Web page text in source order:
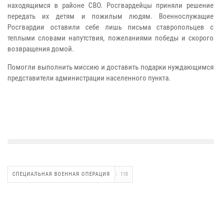
находящимся в районе СВО. Росгвардейцы приняли решение
передать их детям и пожилым людям. Военнослужащие
Росгвардии оставили себе лишь письма ставропольцев с
теплыми словами напутствия, пожеланиями победы и скорого
возвращения домой.
Помогли выполнить миссию и доставить подарки нуждающимся
представители администрации населенного пункта.
СПЕЦИАЛЬНАЯ ВОЕННАЯ ОПЕРАЦИЯ 118